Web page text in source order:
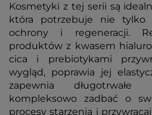
Kosmetyki z tej serii są
która potrzebuje nie tylko
ochrony i regeneracji.
produktów z kwasem
cica i prebiotykami
wygląd, poprawia jej
zapewnia długotrwałe
kompleksowo zadbać o
procesy starzenia i